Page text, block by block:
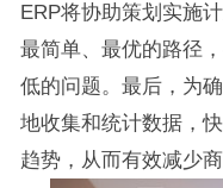
ERP将协助策划实施
最简单、最优的路径
低的问题。最后，为
地收集和统计数据，
趋势，从而有效减少